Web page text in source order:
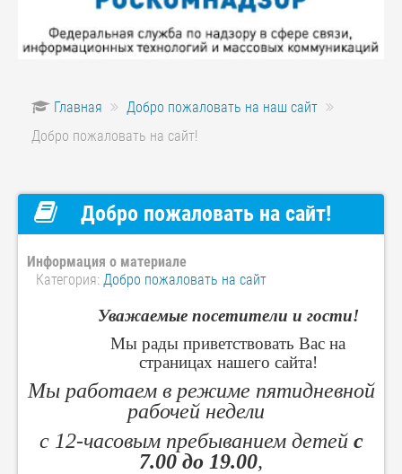
Главная
Добро пожаловать на наш сайт
Добро пожаловать на сайт!
Добро пожаловать на сайт!
Информация о материале
Категория: Добро пожаловать на сайт
Уважаемые посетители и гости!
Мы рады приветствовать Вас на
страницах нашего сайта!
Мы работаем в режиме пятидневной
рабочей недели
с 12-часовым пребыванием детей с
7.00 до 19.00,